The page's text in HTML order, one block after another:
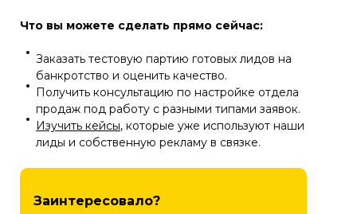
Что вы можете сделать прямо сейчас:
Заказать тестовую партию готовых лидов на
банкротство и оценить качество.
Получить консультацию по настройке отдела
продаж под работу с разными типами заявок.
Изучить кейсы, которые уже используют наши
лиды и собственную рекламу в связке.
Заинтересовало?